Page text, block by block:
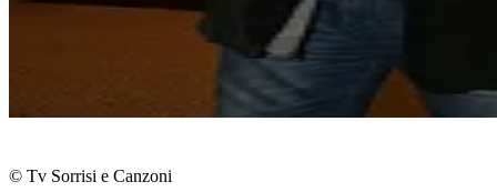
© Tv Sorrisi e Canzoni